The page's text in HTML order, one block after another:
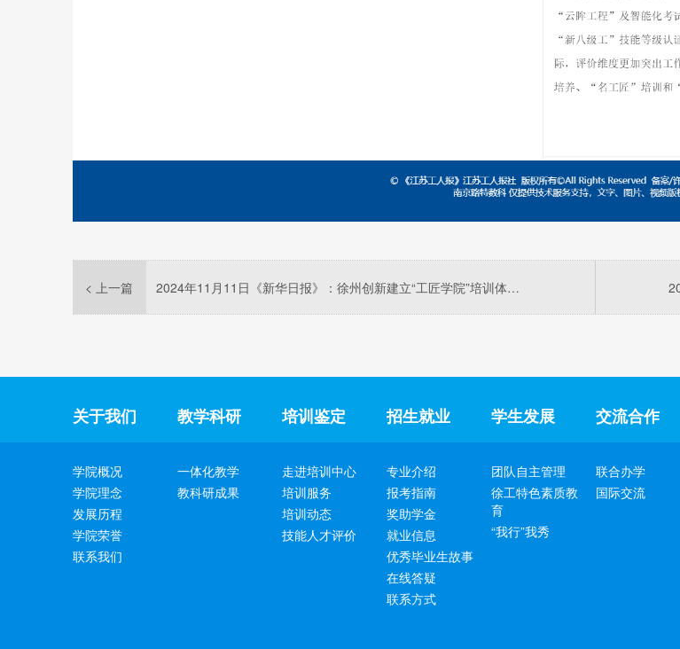
< 上一篇 2024年11月11日《新华日报》：徐州创新建立“工匠学院”培训体系，培育数万名高技能人才——“大熔炉”锻造“大工匠”
关于我们
学院概况
学院理念
发展历程
学院荣誉
联系我们
教学科研
一体化教学
教科研成果
培训鉴定
走进培训中心
培训服务
培训动态
技能人才评价
招生就业
专业介绍
报考指南
奖助学金
就业信息
优秀毕业生故事
在线答疑
联系方式
学生发展
团队自主管理
徐工特色素质教
育
“我行”我秀
交流合作
联合办学
国际交流